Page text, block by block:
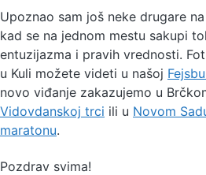
Upoznao sam još neke drugare
kad se na jednom mestu sakupi
entuzijazma i pravih vrednosti.
u Kuli možete videti u našoj
novo viđanje zakazujemo u
Vidovdanskoj trci ili u Novom
maratonu.
Pozdrav svima!